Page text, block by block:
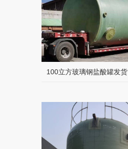
100立方玻璃钢盐酸罐发货